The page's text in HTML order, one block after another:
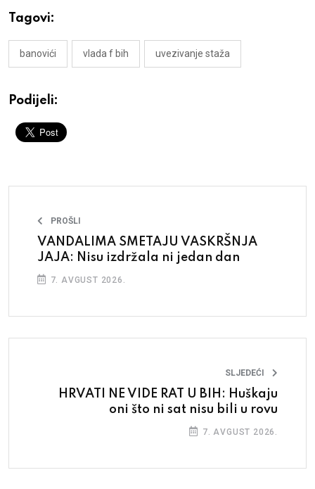
Tagovi:
banovići vlada f bih uvezivanje staža
Podijeli:
PROŠLI
VANDALIMA SMETAJU VASKRŠNJA
JAJA: Nisu izdržala ni jedan dan
7. AVGUST 2026.
SLJEDEĆI
HRVATI NE VIDE RAT U BIH: Huškaju
oni što ni sat nisu bili u rovu
7. AVGUST 2026.